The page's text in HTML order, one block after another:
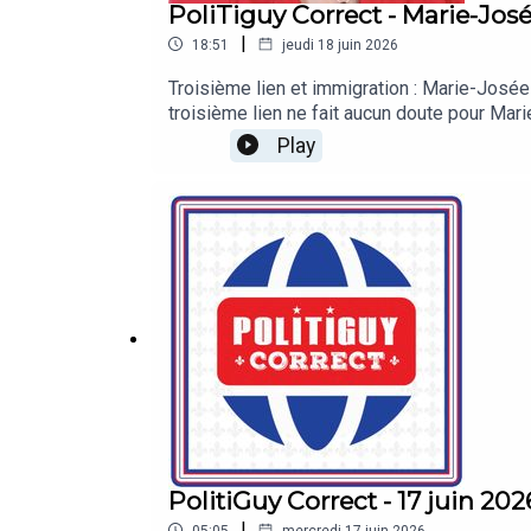
PoliTiguy Correct - Marie-
18:51 | jeudi 18 juin 2026
Troisième lien et immigration : Marie-Josée (CCIGL) interpelle le gouvernement
troisième lien ne fait aucun doute pour
ardemment l'idée d'un pont périphérique
esthétiques et obtiendrait, selon elle, l'appui d'une majorité de
du Programme de l'expérience québécoise
conserver les talents déjà intégrés. Un
Appalaches.https://cciglevis.ca/actualites/
Play
PolitiGuy Correct - 17 juin